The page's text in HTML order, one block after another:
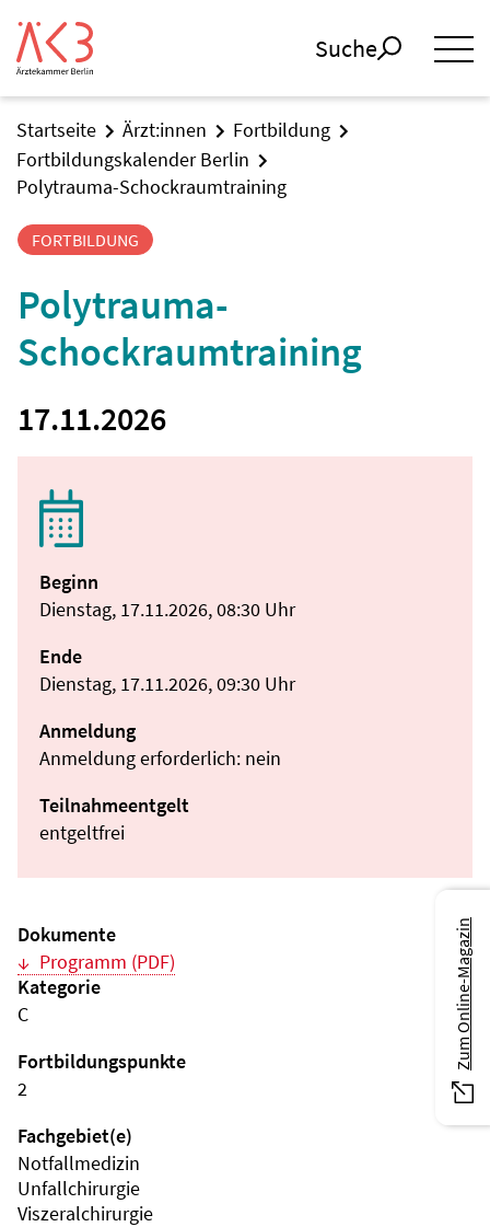
Suche
Startseite Ärzt:innen
Fortbildung
Fortbildungskalender Berlin
Polytrauma-Schockraumtraining
FORTBILDUNG
Polytrauma-
Schockraumtraining
17.11.2026
Beginn
Dienstag, 17.11.2026, 08:30 Uhr
Ende
Dienstag, 17.11.2026, 09:30 Uhr
Anmeldung
Anmeldung erforderlich: nein
Teilnahmeentgelt
entgeltfrei
Dokumente
Programm (PDF)
Kategorie
C
Fortbildungspunkte
2
Fachgebiet(e)
Notfallmedizin
Unfallchirurgie
Viszeralchirurgie
Zum Online-Magazin